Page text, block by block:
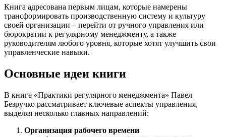
Книга адресована первым лицам, которые намерены
трансформировать производственную систему и культуру
своей организации – перейти от ручного управления или
бюрократии к регулярному менеджменту, а также
руководителям любого уровня, которые хотят улучшить свои
управленческие навыки.
Основные идеи книги
В книге «Практики регулярного менеджмента» Павел
Безручко рассматривает ключевые аспекты управления,
выделяя несколько главных направлений:
Организация рабочего времени